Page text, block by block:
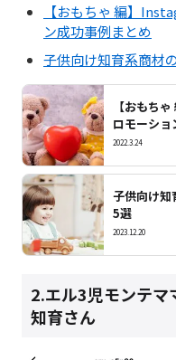
【おもちゃ 編】
ン成功事例まとめ
子供向け知育系商材
【おもち
ロモーショ
2022.3.24
子供向け
5選
2023.12.20
2.エル3児モンテマ
知育さん